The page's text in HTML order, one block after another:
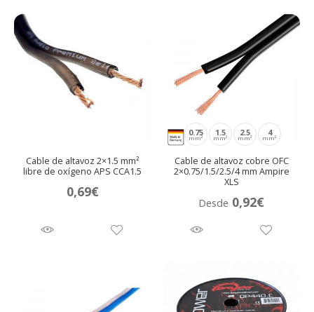
Cable de altavoz 2×1.5 mm²
libre de oxígeno APS CCA1.5
0,69€
0.75
mm²
1.5
mm²
2.5
mm²
4
mm²
Cable de altavoz cobre OFC
2×0.75/1.5/2.5/4 mm Ampire
XLS
Desde 0,92€